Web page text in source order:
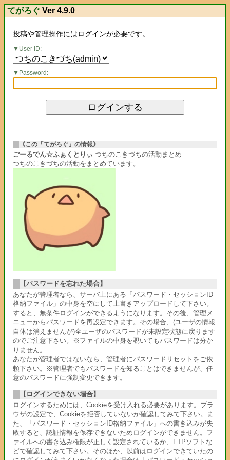
てがろぐ Ver 4.9.0
投稿や管理操作にはログインが必要です。
User ID:
Password:
《この「てがろぐ」の情報》
ごーるでん☆ふぁくとりぃ つちのこきづちの活動まとめ
つちのこきづちの活動をまとめています。
【パスワードを忘れた場合】
あなたが管理者なら、サーバ上にある「パスワード・セッションID
格納ファイル」の中身を空にして上書きアップロードして下さい。
すると、無条件ログインができるようになります。その後、管理メ
ニューからパスワードを再設定できます。その場合、(ユーザの情報
自体は消えませんが)全ユーザのパスワードが未設定状態に戻ります
のでご注意下さい。※ファイルの中身を覗いてもパスワードは分か
りません。
あなたが管理者ではないなら、管理者にパスワードリセットをご依
頼下さい。※管理者でもパスワードを知ることはできませんが、任
意のパスワードに強制変更できます。
【ログインできない場合】
ログインするためには、Cookieを受け入れる必要があります。ブラ
ウザの設定で、Cookieを拒否していないか確認してみて下さい。ま
た、「パスワード・セッションID格納ファイル」への書き込みが失
敗すると、認証情報を保存できないためログインができません。フ
ァイルへの書き込み権限が正しく設定されているか、FTPソフトな
どで確認してみて下さい。そのほか、以前はログインできていたの